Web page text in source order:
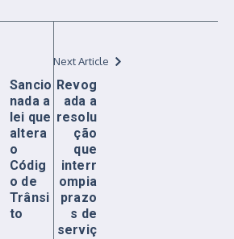
Sancio
nada a
lei que
altera
o
Códig
o de
Trânsi
to
Next Article
Revog
ada a
resolu
ção
que
interr
ompia
prazo
s de
serviç